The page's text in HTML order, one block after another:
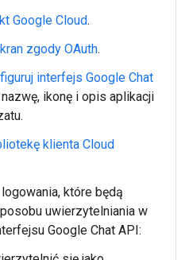
Google Cloud.
zgody OAuth.
interfejs Google Chat
ikonę i opis aplikacji
klienta Cloud
które będą
uwierzytelniania w
Google Chat API: